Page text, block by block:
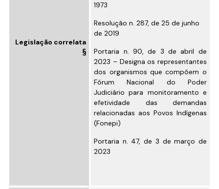
Legislação correlata
1973
Resolução n. 287, de 25 de junho
de 2019
Portaria n. 90, de 3 de abril de
2023 – Designa os representantes
dos organismos que compõem o
Fórum Nacional do Poder
Judiciário para monitoramento e
efetividade das demandas
relacionadas aos Povos Indígenas
(Fonepi)
Portaria n. 47, de 3 de março de
2023